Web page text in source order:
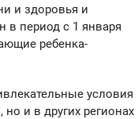
и здоровья и
в период с 1 января
ребенка-
условия
и в других регионах